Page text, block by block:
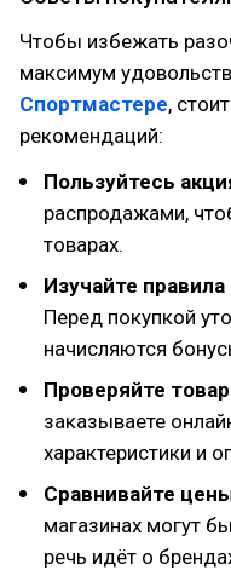
Чтобы избежать
максимум
Спортмастере,
рекомендаций:
Пользуйтесь
распродажами,
товарах.
Изучайте
Перед покупкой
начисляются
Проверяйте
заказываете
характеристики и
Сравнивайте
магазинах могут
речь идёт о